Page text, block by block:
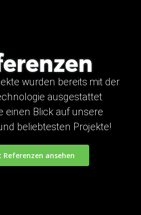
wurden bereits mit der
ausgestattet.
einen Blick auf unsere
beliebtesten Projekte!
Referenzen ansehen